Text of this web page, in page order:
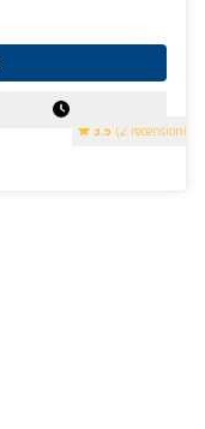
3.5 (2 recensioni)